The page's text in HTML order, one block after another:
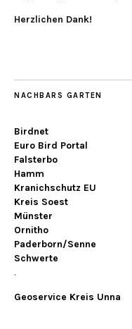
Herzlichen Dank!
NACHBARS GARTEN
Birdnet
Euro Bird Portal
Falsterbo
Hamm
Kranichschutz EU
Kreis Soest
Münster
Ornitho
Paderborn/Senne
Schwerte
.
Geoservice Kreis Unna